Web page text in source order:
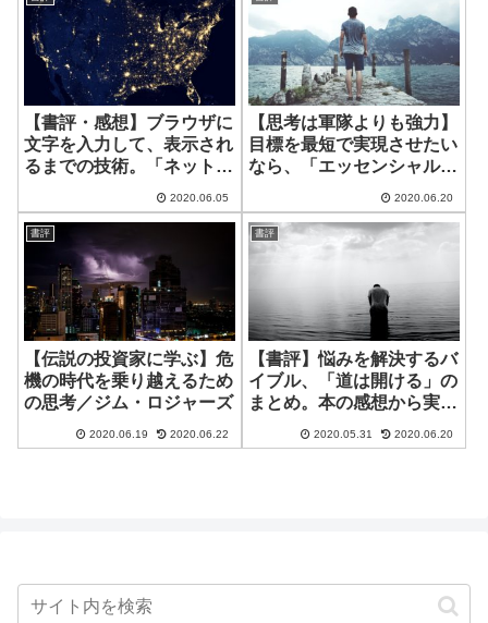
【書評・感想】ブラウザに
文字を入力して、表示され
るまでの技術。「ネットワ
／戸根勤
2020.06.05
【思考は軍隊よりも強力】
目標を最短で実現させたい
なら、「エッセンシャル思
2020.06.20
書評
【伝説の投資家に学ぶ】危
機の時代を乗り越えるため
の思考／ジム・ロジャーズ
2020.06.19 2020.06.22
書評
【書評】悩みを解決するバ
イブル、「道は開ける」の
まとめ。本の感想から実践
2020.05.31 2020.06.20